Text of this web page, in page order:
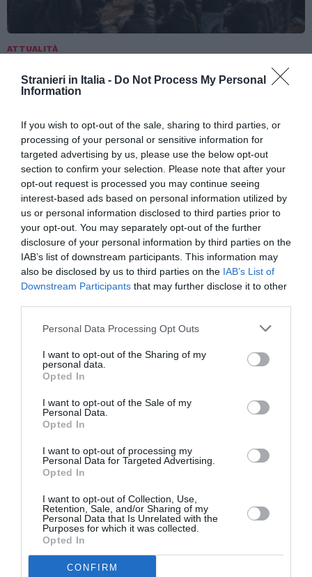
Stranieri in Italia - Do Not Process My Personal
Information
If you wish to opt-out of the sale, sharing to third parties, or
processing of your personal or sensitive information for
targeted advertising by us, please use the below opt-out
section to confirm your selection. Please note that after your
opt-out request is processed you may continue seeing
interest-based ads based on personal information utilized by
us or personal information disclosed to third parties prior to
your opt-out. You may separately opt-out of the further
disclosure of your personal information by third parties on the
IAB’s list of downstream participants. This information may
also be disclosed by us to third parties on the IAB’s List of
Downstream Participants that may further disclose it to other
Personal Data Processing Opt Outs
I want to opt-out of the Sharing of my
personal data.
Opted In
I want to opt-out of the Sale of my
Personal Data.
Opted In
I want to opt-out of processing my
Personal Data for Targeted Advertising.
Opted In
I want to opt-out of Collection, Use,
Retention, Sale, and/or Sharing of my
Personal Data that Is Unrelated with the
Purposes for which it was collected.
Opted In
CONFIRM
ATTUALITÀ
agosto: sui social circolano appelli a un
ingresso di massa
Richiedenti asilo, l’integrazione deve iniziare
prima della decisione finale